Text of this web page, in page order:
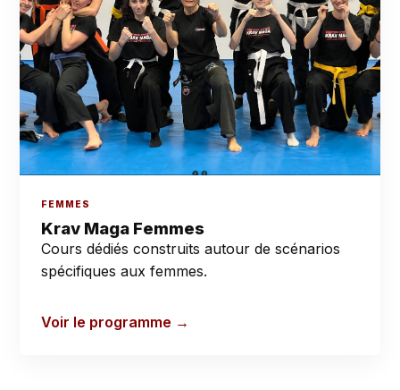
FEMMES
Krav Maga Femmes
Cours dédiés construits autour de scénarios
spécifiques aux femmes.
Voir le programme →